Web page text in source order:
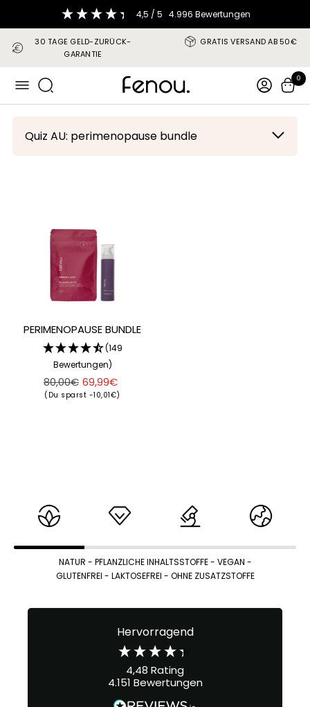
Inhalt
4,5 / 5 4.996 Bewertungen
30 TAGE GELD-ZURÜCK-
GARANTIE
GRATIS VERSAND AB 50€
Navigation fenou 0
Quiz AU: perimenopause bundle
PERIMENOPAUSE BUNDLE
(149
Bewertungen)
Angebotspreis
69,99€
Regulärer
Preis
80,00€
(Du sparst -10,01€)
NATUR - PFLANZLICHE INHALTSSTOFFE - VEGAN -
GLUTENFREI - LAKTOSEFREI - OHNE ZUSATZSTOFFE
Hervorragend
4,48 Rating
4.151 Bewertungen